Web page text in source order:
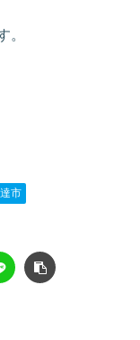
。
市